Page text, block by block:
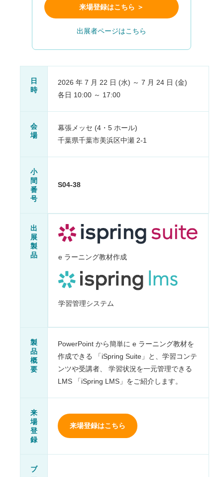
来場登録はこちら ＞
出展者ページはこちら
日
時
2026 年 7 月 22 日 (水) ～ 7 月 24 日 (金)
各日 10:00 ～ 17:00
会
場
幕張メッセ (4・5 ホール)
千葉県千葉市美浜区中瀬 2-1
小
間
番
号
S04-38
出
展
製
品
e ラーニング教材作成
学習管理システム
製
品
概
要
PowerPoint から簡単に e ラーニング教材を
作成できる 「iSpring Suite」と、学習コンテ
ンツや受講者、 学習状況を一元管理できる
LMS 「iSpring LMS」をご紹介します。
来
場
登
録
来場登録はこちら
ブ